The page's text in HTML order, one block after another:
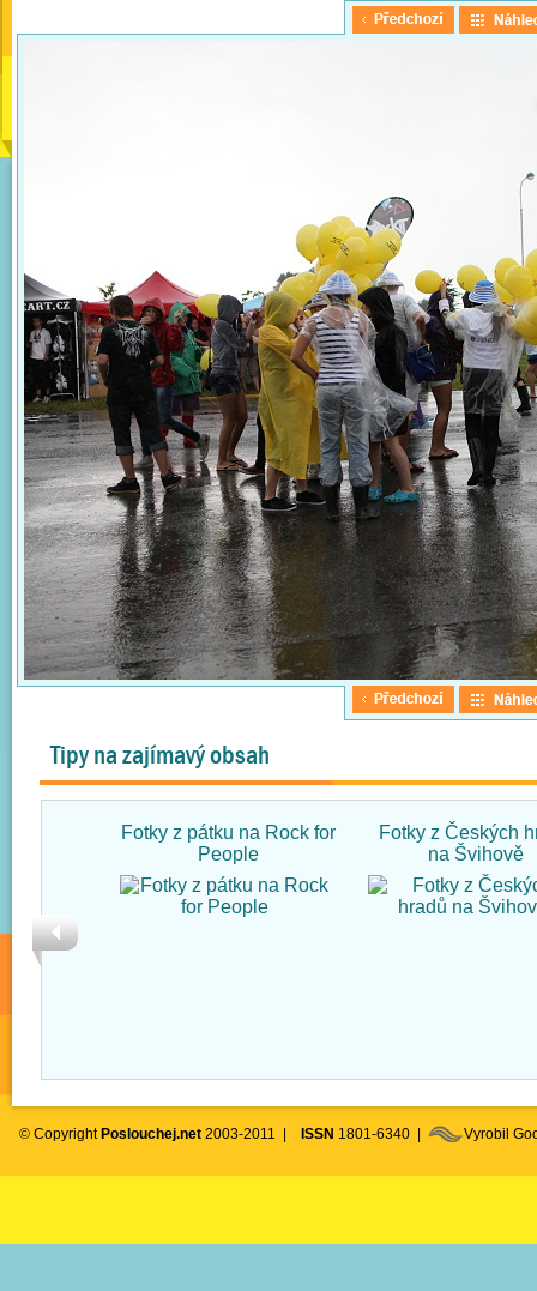
Tipy na zajímavý obsah
Fotky z pátku na Rock for
People
Fotky z Českých
na Švihově
© Copyright Poslouchej.net 2003-2011 | ISSN 1801-6340 | Vyrobil